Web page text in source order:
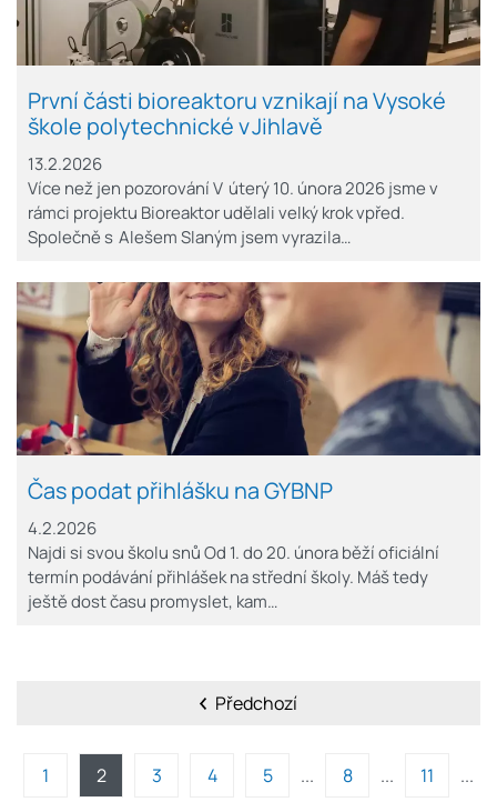
13.2.2026
První části bioreaktoru vznikají na Vysoké
škole polytechnické v Jihlavě
Více než jen pozorování V úterý 10. února 2026 jsme v
rámci projektu Bioreaktor udělali velký krok vpřed.
Společně s Alešem Slaným jsem vyrazila…
4.2.2026
Čas podat přihlášku na GYBNP
Najdi si svou školu snů Od 1. do 20. února běží oficiální
termín podávání přihlášek na střední školy. Máš tedy
ještě dost času promyslet, kam…
Předchozí
1 2 3 4 5 8 11